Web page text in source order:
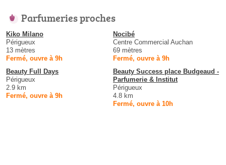
Parfumeries proches
Kiko Milano
Périgueux
13 mètres
Fermé, ouvre à 9h
Nocibé
Centre Commercial Auchan
69 mètres
Fermé, ouvre à 9h
Beauty Full Days
Périgueux
2.9 km
Fermé, ouvre à 9h
Beauty Success place Budgeaud -
Parfumerie & Institut
Périgueux
4.8 km
Fermé, ouvre à 10h